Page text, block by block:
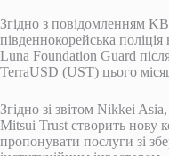
Згідно з повідомленням
південнокорейська
Luna Foundation Guard
TerraUSD (UST) цього
Згідно зі звітом Nikkei
Mitsui Trust створить нову
пропонувати послуги зі